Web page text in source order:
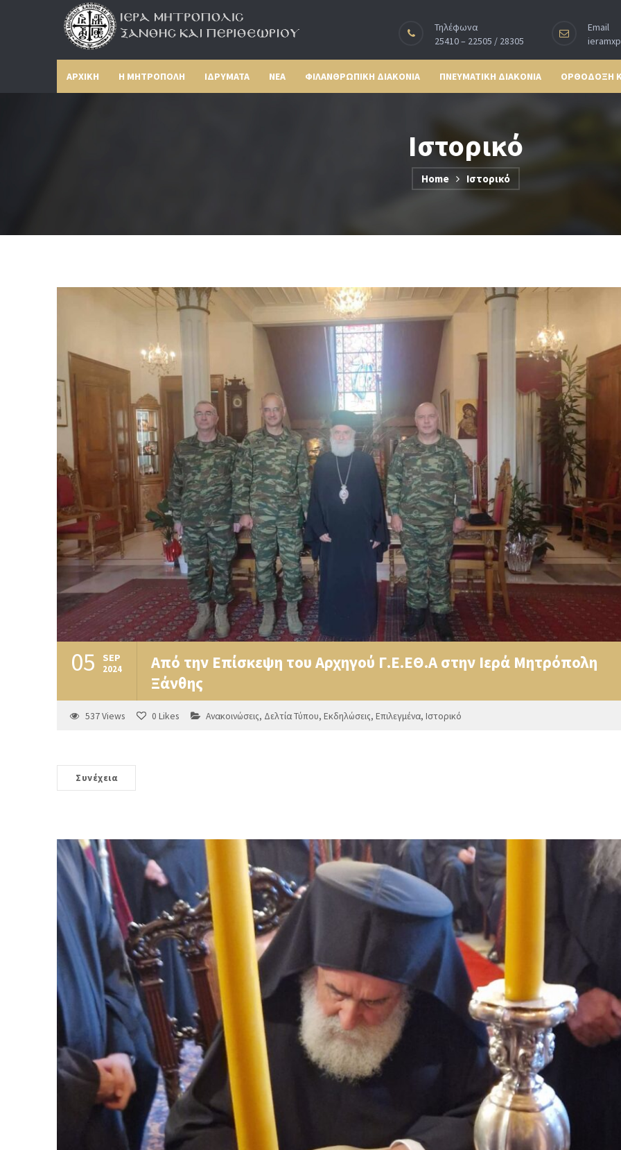
Τηλέφωνα
25410 – 22505 / 28305
Email
ΑΡΧΙΚΗ Η ΜΗΤΡΟΠΟΛΗ ΙΔΡΥΜΑΤΑ ΝΕΑ ΦΙΛΑΝΘΡΩΠΙΚΗ ΔΙΑΚΟΝΙΑ ΠΝΕΥΜΑΤΙΚΗ ΔΙΑΚΟΝΙΑ ΟΡΘΟΔΟΞΗ
Ιστορικό
Home Ιστορικό
05 SEP
2024
Από την Επίσκεψη του Αρχηγού Γ.Ε.ΕΘ.Α στην Ιερά Μητρόπολη
Ξάνθης
537Views 0 Likes Ανακοινώσεις, Δελτία Τύπου, Εκδηλώσεις, Επιλεγμένα, Ιστορικό
Συνέχεια